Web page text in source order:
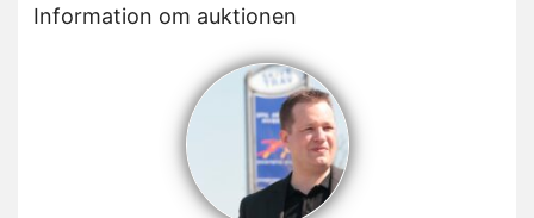
Information om auktionen